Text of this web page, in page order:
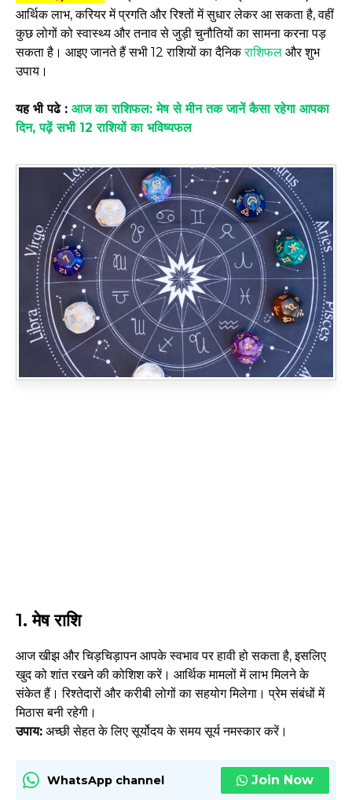
आर्थिक लाभ, करियर में प्रगति और रिश्तों में सुधार लेकर आ सकता है, वहीं
कुछ लोगों को स्वास्थ्य और तनाव से जुड़ी चुनौतियों का सामना करना पड़
सकता है। आइए जानते हैं सभी 12 राशियों का दैनिकराशिफल और शुभ
उपाय।
यह भी पढे : आज का राशिफल: मेष से मीन तक जानें कैसा रहेगा आपका
दिन, पढ़ें सभी 12 राशियों का भविष्यफल
1. मेष राशि
आज खीझ और चिड़चिड़ापन आपके स्वभाव पर हावी हो सकता है, इसलिए
खुद को शांत रखने की कोशिश करें। आर्थिक मामलों में लाभ मिलने के
संकेत हैं। रिश्तेदारों और करीबी लोगों का सहयोग मिलेगा। प्रेम संबंधों में
मिठास बनी रहेगी।
उपाय: अच्छी सेहत के लिए सूर्योदय के समय सूर्य नमस्कार करें।
WhatsApp channel Join Now